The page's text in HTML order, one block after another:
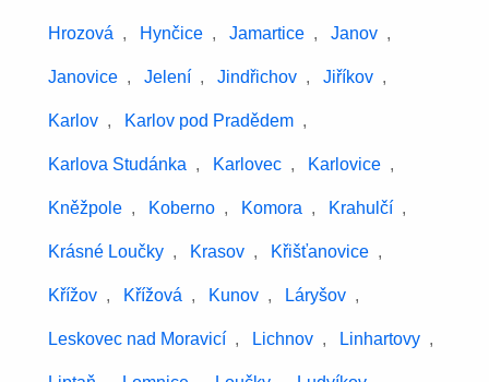
Hrozová , Hynčice , Jamartice , Janov ,
Janovice , Jelení , Jindřichov , Jiříkov ,
Karlov , Karlov pod Pradědem ,
Karlova Studánka , Karlovec , Karlovice ,
Kněžpole , Koberno , Komora , Krahulčí ,
Krásné Loučky , Krasov , Křišťanovice ,
Křížov , Křížová , Kunov , Láryšov ,
Leskovec nad Moravicí , Lichnov , Linhartovy ,